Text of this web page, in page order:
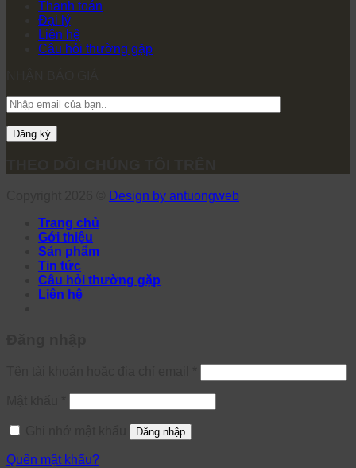
Thanh toán
Đại lý
Liên hệ
Câu hỏi thường gặp
Design by antuongweb
Trang chủ
Gới thiệu
Sản phẩm
Tin tức
Câu hỏi thường gặp
Liên hệ
Đăng nhập
Quên mật khẩu?